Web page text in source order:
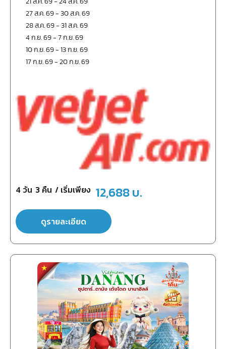
27 ส.ค. 69-30 ส.ค. 69
28 ส.ค. 69-31 ส.ค. 69
4 ก.ย. 69-7 ก.ย. 69
10 ก.ย. 69-13 ก.ย. 69
17 ก.ย. 69-20 ก.ย. 69
4 วัน 3 คืน / เริ่มเพียง 12,688บ.
ดูรายละเอียด